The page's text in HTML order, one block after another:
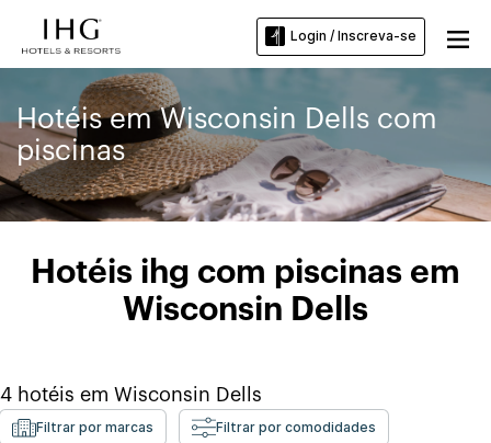
Login / Inscreva-se
Hotéis em Wisconsin Dells com
piscinas
Hotéis ihg com piscinas em
Wisconsin Dells
4 hotéis em Wisconsin Dells
Filtrar por marcas Filtrar por comodidades